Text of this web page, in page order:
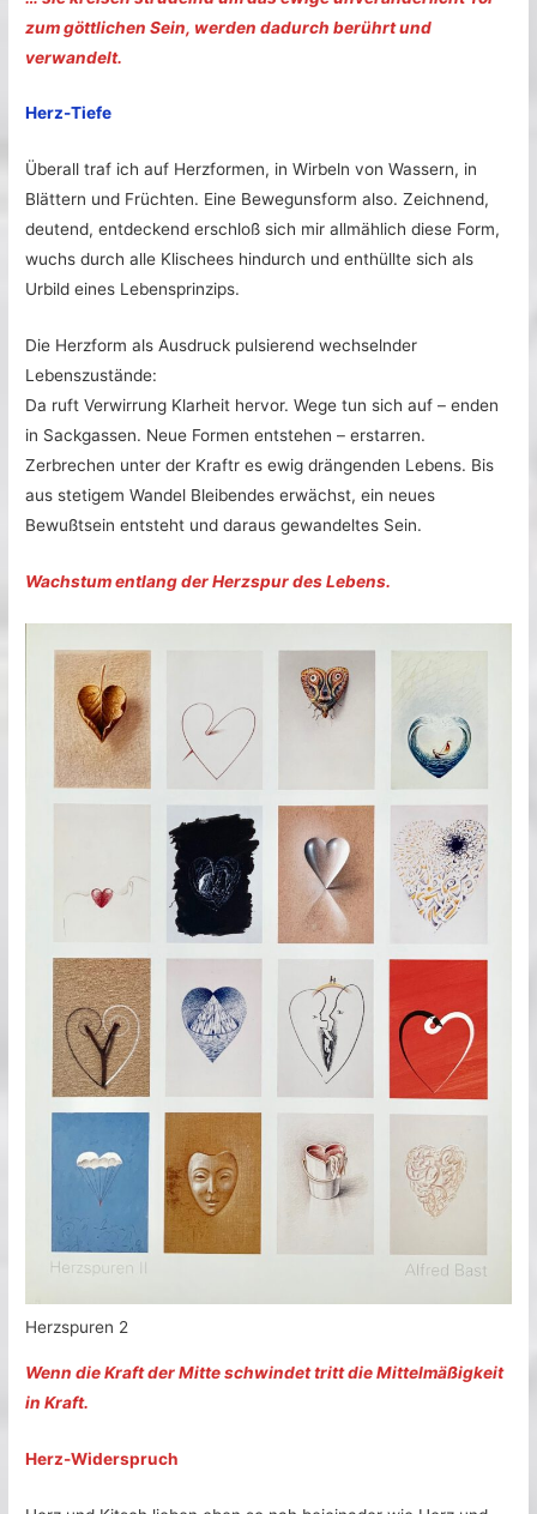
zum göttlichen Sein, werden dadurch berührt und
verwandelt.
Herz-Tiefe
Überall traf ich auf Herzformen, in Wirbeln von Wassern, in
Blättern und Früchten. Eine Bewegunsform also. Zeichnend,
deutend, entdeckend erschloß sich mir allmählich diese Form,
wuchs durch alle Klischees hindurch und enthüllte sich als
Urbild eines Lebensprinzips.
Die Herzform als Ausdruck pulsierend wechselnder
Lebenszustände:
Da ruft Verwirrung Klarheit hervor. Wege tun sich auf – enden
in Sackgassen. Neue Formen entstehen – erstarren.
Zerbrechen unter der Kraftr es ewig drängenden Lebens. Bis
aus stetigem Wandel Bleibendes erwächst, ein neues
Bewußtsein entsteht und daraus gewandeltes Sein.
Wachstum entlang der Herzspur des Lebens.
Herzspuren 2
Wenn die Kraft der Mitte schwindet tritt die Mittelmäßigkeit
in Kraft.
Herz-Widerspruch